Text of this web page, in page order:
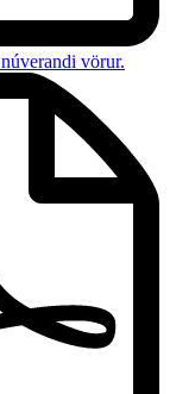
núverandi vörur.